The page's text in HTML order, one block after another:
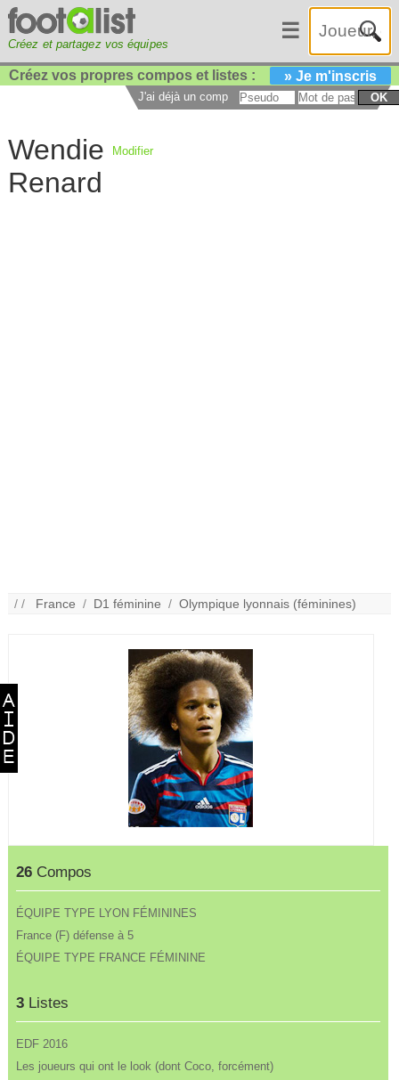
Créez et partagez vos équipes
☰
Créez vos propres compos et listes : » Je m'inscris
J'ai déjà un compte : OK
Wendie
Renard
Modifier
/ / France / D1 féminine /Olympique lyonnais (féminines)
26 Compos
ÉQUIPE TYPE LYON FÉMININES
France (F) défense à 5
ÉQUIPE TYPE FRANCE FÉMININE
3 Listes
EDF 2016
Les joueurs qui ont le look (dont Coco, forcément)